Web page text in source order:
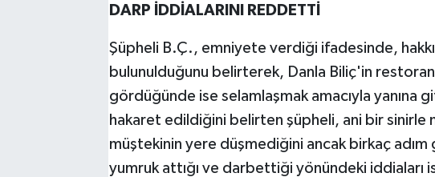
DARP İDDİALARINI REDDETTİ
Şüpheli B.Ç., emniyete verdiği ifadesinde,
bulunulduğunu belirterek, Danla Biliç'in
gördüğünde ise selamlaşmak amacıyla yanına
hakaret edildiğini belirten şüpheli, ani bir sinirle
müştekinin yere düşmediğini ancak birkaç
yumruk attığı ve darbettiği yönündeki iddiaları